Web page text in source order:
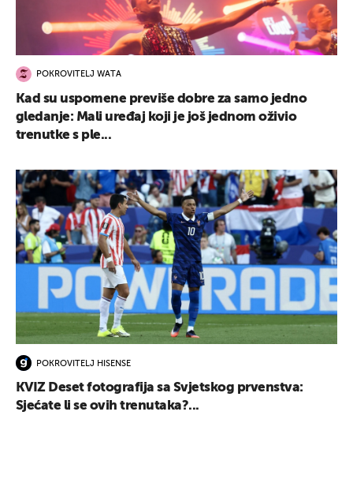
POKROVITELJ WATA
Kad su uspomene previše dobre za samo jedno
gledanje: Mali uređaj koji je još jednom oživio
trenutke s ple...
POKROVITELJ HISENSE
KVIZ Deset fotografija sa Svjetskog prvenstva:
Sjećate li se ovih trenutaka?...